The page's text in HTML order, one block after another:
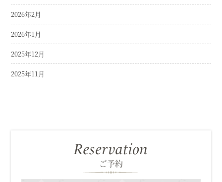
2026年2月
2026年1月
2025年12月
2025年11月
Reservation
ご予約